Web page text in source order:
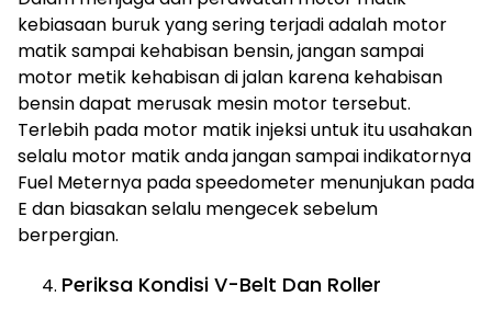
kebiasaan buruk yang sering terjadi adalah motor
matik sampai kehabisan bensin, jangan sampai
motor metik kehabisan di jalan karena kehabisan
bensin dapat merusak mesin motor tersebut.
Terlebih pada motor matik injeksi untuk itu usahakan
selalu motor matik anda jangan sampai indikatornya
Fuel Meternya pada speedometer menunjukan pada
E dan biasakan selalu mengecek sebelum
berpergian.
Periksa Kondisi V-Belt Dan Roller